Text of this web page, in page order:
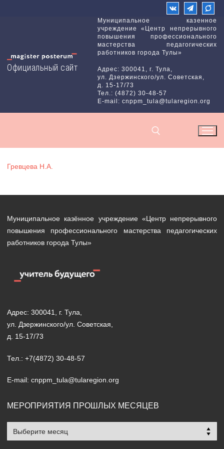
Официальный сайт
Муниципальное казенное
учреждение «Центр непрерывного
повышения профессионального
мастерства педагогических
работников города Тулы»
Адрес: 300041, г. Тула,
ул. Дзержинского/ул. Советская,
д. 15-17/73
Тел.: (4872) 30-48-57
E-mail: cnppm_tula@tularegion.org
Гревцева Н.А.
Муниципальное казённое учреждение «Центр непрерывного
повышения профессионального мастерства педагогических
работников города Тулы»
Адрес: 300041, г. Тула,
ул. Дзержинского/ул. Советская,
д. 15-17/73
Тел.: +7(4872) 30-48-57
E-mail: cnppm_tula@tularegion.org
МЕРОПРИЯТИЯ ПРОШЛЫХ МЕСЯЦЕВ
Мероприятия
прошлых